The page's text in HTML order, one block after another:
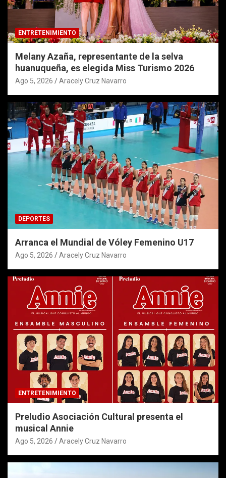
ENTRETENIMIENTO
Melany Azaña, representante de la selva
huanuqueña, es elegida Miss Turismo 2026
Ago 5, 2026 Aracely Cruz Navarro
DEPORTES
Arranca el Mundial de Vóley Femenino U17
Ago 5, 2026 Aracely Cruz Navarro
ENTRETENIMIENTO
Preludio Asociación Cultural presenta el
musical Annie
Ago 5, 2026 Aracely Cruz Navarro